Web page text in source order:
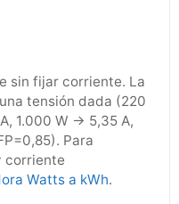
sin fijar corriente. La
tensión dada (220
1.000 W → 5,35 A,
Para
corriente
Watts a kWh.